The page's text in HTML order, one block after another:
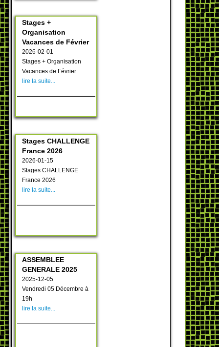
Stages +
Organisation
Vacances de Février
2026-02-01
Stages + Organisation
Vacances de Février
lire la suite...
Stages CHALLENGE
France 2026
2026-01-15
Stages CHALLENGE
France 2026
lire la suite...
ASSEMBLEE
GENERALE 2025
2025-12-05
Vendredi 05 Décembre à
19h
lire la suite...